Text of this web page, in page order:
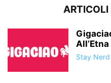
ARTICOLI
Stay Nerd